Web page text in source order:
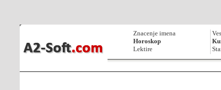
Znacenje imena
Horoskop
Lektire